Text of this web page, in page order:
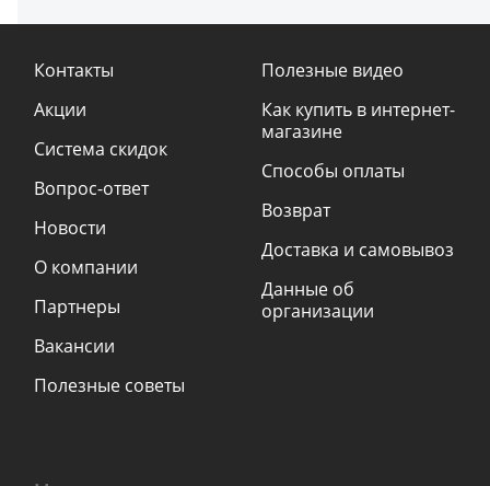
Контакты
Акции
Система скидок
Вопрос-ответ
Новости
О компании
Партнеры
Вакансии
Полезные советы
Полезные видео
Как купить в интернет-
магазине
Способы оплаты
Возврат
Доставка и самовывоз
Данные об
организации